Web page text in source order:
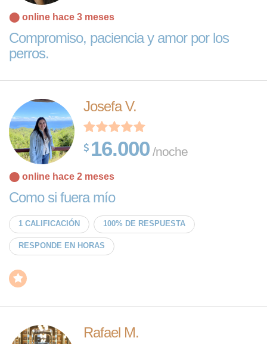
⬤ online hace 3 meses
Compromiso, paciencia y amor por los
perros.
Josefa V.
16.000 /noche
⬤ online hace 2 meses
Como si fuera mío
1 CALIFICACIÓN 100% DE RESPUESTA
RESPONDE EN HORAS
Rafael M.